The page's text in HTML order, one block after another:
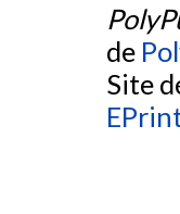
de
Site